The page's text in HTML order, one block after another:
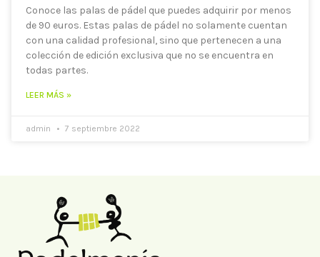
Conoce las palas de pádel que puedes adquirir por menos
de 90 euros. Estas palas de pádel no solamente cuentan
con una calidad profesional, sino que pertenecen a una
colección de edición exclusiva que no se encuentra en
todas partes.
LEER MÁS »
admin 7 septiembre 2022